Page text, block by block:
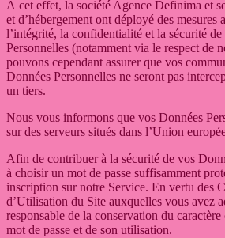
À cet effet, la société Agence Definima et
et d’hébergement ont déployé des mesures
l’intégrité, la confidentialité et la sécurité
Personnelles (notamment via le respect de
pouvons cependant assurer que vos
Données Personnelles ne seront pas
un tiers.
Nous vous informons que vos Données
sur des serveurs situés dans l’Union
Afin de contribuer à la sécurité de vos
à choisir un mot de passe suffisamment
inscription sur notre Service. En vertu des
d’Utilisation du Site auxquelles vous avez
responsable de la conservation du
mot de passe et de son utilisation.